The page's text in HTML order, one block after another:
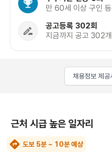
만 60세 이상 구인
공고등록 302회
지금까지 공고 302
채용정보 제
근처 시급 높은 일자리
도보 5분 ~ 10분 예상